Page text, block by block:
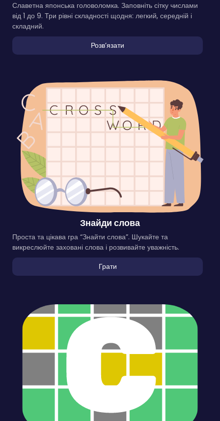
Славетна японська головоломка. Заповніть сітку числами
від 1 до 9. Три рівні складності щодня: легкий, середній і
складний.
Розвʼязати
Знайди слова
Проста та цікава гра “Знайти слова”. Шукайте та
викреслюйте заховані слова і розвивайте уважність.
Грати